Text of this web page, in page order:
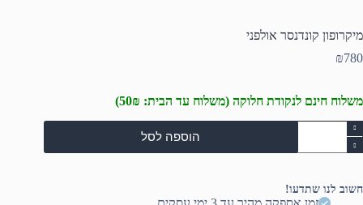
מיקרופון קונדנסר אולפני
₪780
משלוח חינם לנקודת חלוקה (משלוח עד הבית: 50₪)
כמות
של
מיקרופון
הוספה לסל
חשוב לנו שתדעו!